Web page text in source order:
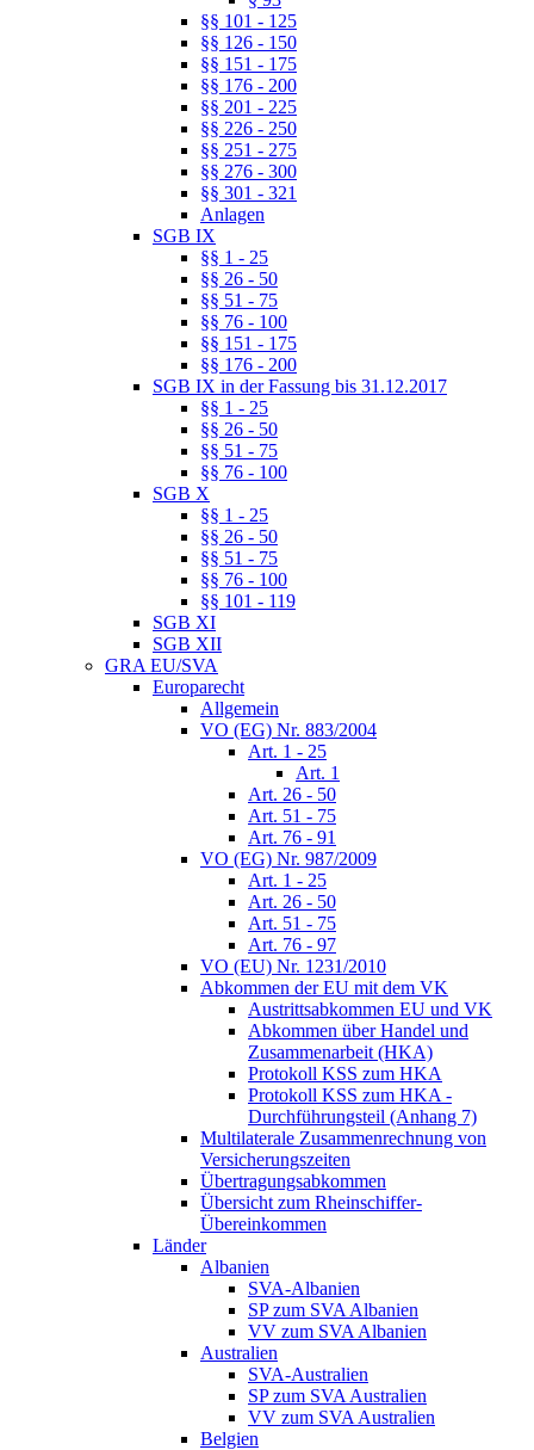
§§ 101 - 125
§§ 126 - 150
§§ 151 - 175
§§ 176 - 200
§§ 201 - 225
§§ 226 - 250
§§ 251 - 275
§§ 276 - 300
§§ 301 - 321
Anlagen
SGB IX
§§ 1 - 25
§§ 26 - 50
§§ 51 - 75
§§ 76 - 100
§§ 151 - 175
§§ 176 - 200
SGB IX in der Fassung bis 31.12.2017
§§ 1 - 25
§§ 26 - 50
§§ 51 - 75
§§ 76 - 100
SGB X
§§ 1 - 25
§§ 26 - 50
§§ 51 - 75
§§ 76 - 100
§§ 101 - 119
SGB XI
SGB XII
GRA EU/SVA
Europarecht
Allgemein
VO (EG) Nr. 883/2004
Art. 1 - 25
Art. 1
Art. 26 - 50
Art. 51 - 75
Art. 76 - 91
VO (EG) Nr. 987/2009
Art. 1 - 25
Art. 26 - 50
Art. 51 - 75
Art. 76 - 97
VO (EU) Nr. 1231/2010
Abkommen der EU mit dem VK
Austrittsabkommen EU und VK
Abkommen über Handel und
Zusammenarbeit (HKA)
Protokoll KSS zum HKA
Protokoll KSS zum HKA -
Durchführungsteil (Anhang 7)
Multilaterale Zusammenrechnung von
Versicherungszeiten
Übertragungsabkommen
Übersicht zum Rheinschiffer-
Übereinkommen
Länder
Albanien
SVA-Albanien
SP zum SVA Albanien
VV zum SVA Albanien
Australien
SVA-Australien
SP zum SVA Australien
VV zum SVA Australien
Belgien